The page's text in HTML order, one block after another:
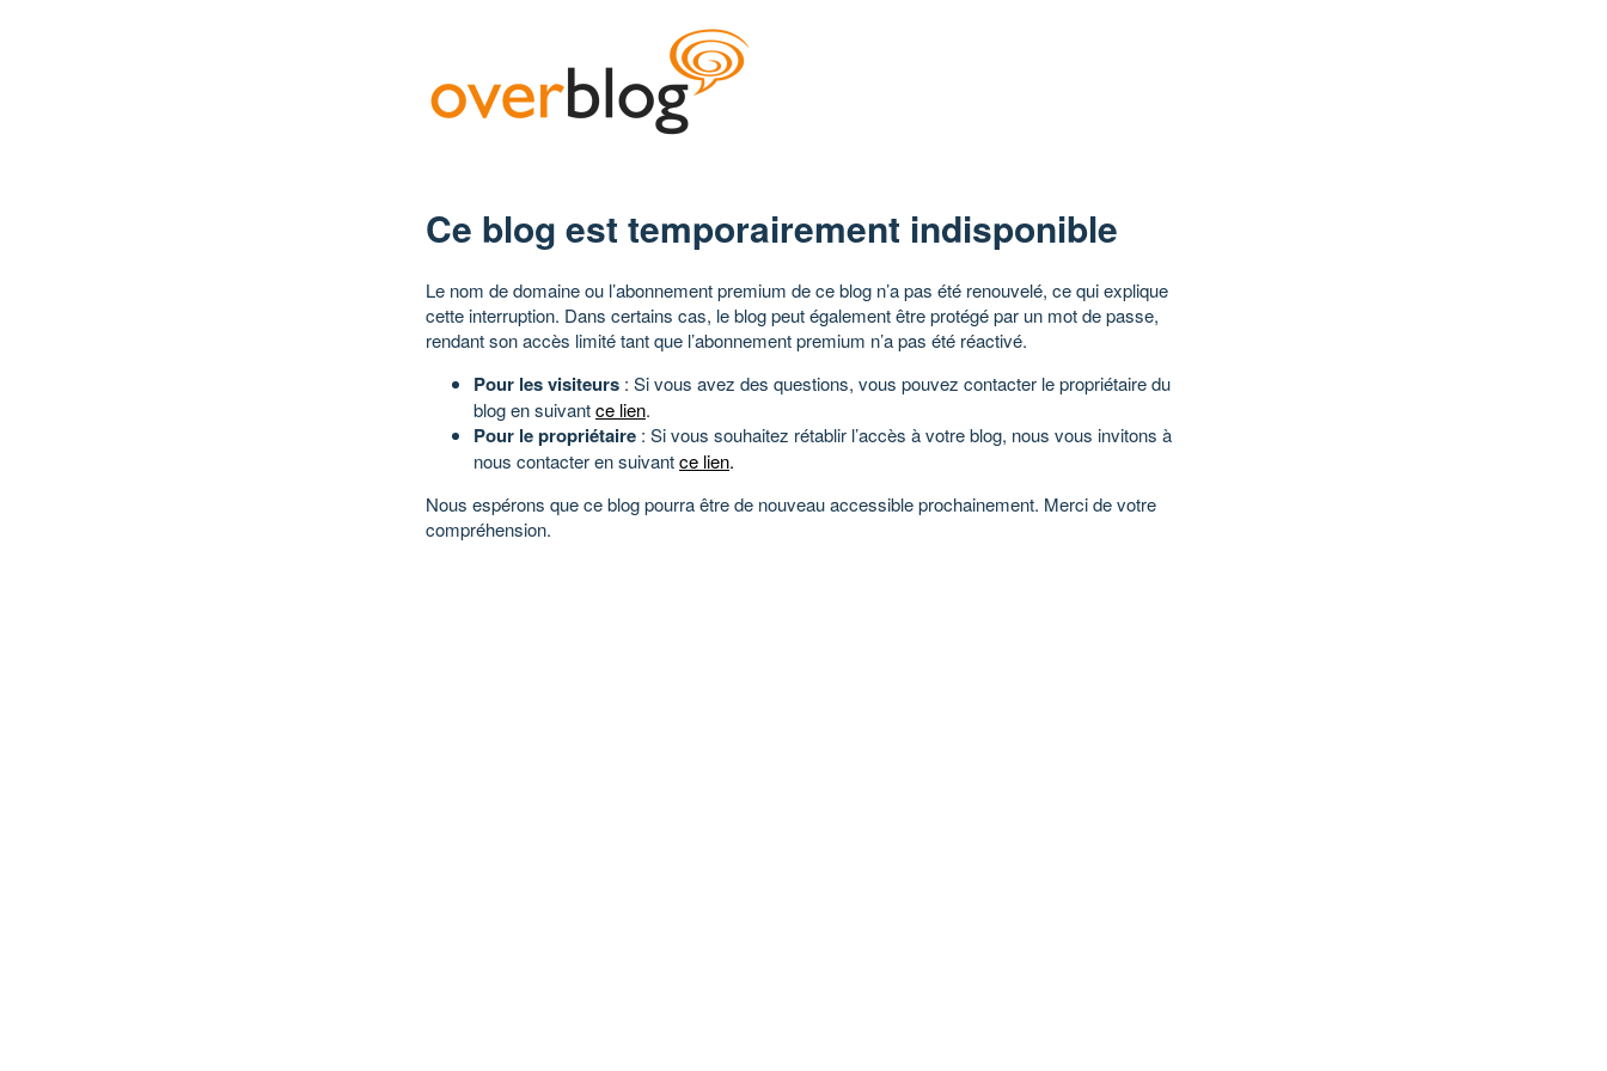
Ce blog est temporairement indisponible
Le nom de domaine ou l’abonnement premium de ce blog n’a pas été renouvelé, ce qui explique
cette interruption. Dans certains cas, le blog peut également être protégé par un mot de passe,
rendant son accès limité tant que l’abonnement premium n’a pas été réactivé.
Pour les visiteurs : Si vous avez des questions, vous pouvez contacter le propriétaire du
blog en suivantce lien.
Pour le propriétaire : Si vous souhaitez rétablir l’accès à votre blog, nous vous invitons à
nous contacter en suivantce lien.
Nous espérons que ce blog pourra être de nouveau accessible prochainement. Merci de votre
compréhension.